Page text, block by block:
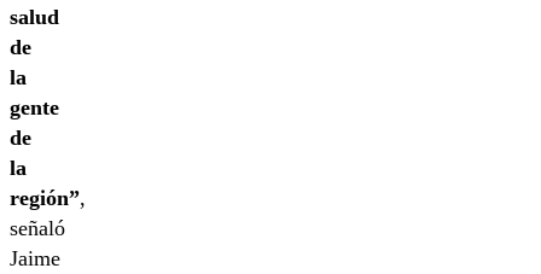
salud
de
la
gente
de
la
región”,
señaló
Jaime